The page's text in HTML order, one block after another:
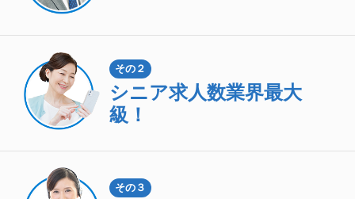
その２
シニア求人数業界最大
級！
その３